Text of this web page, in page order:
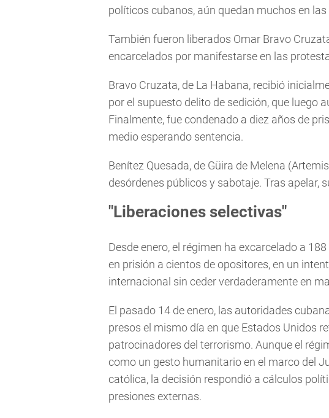
políticos cubanos, aún quedan muchos en
También fueron liberados Omar Bravo
encarcelados por manifestarse en las
Bravo Cruzata, de La Habana, recibió
por el supuesto delito de sedición, que luego
Finalmente, fue condenado a diez años de
medio esperando sentencia.
Benítez Quesada, de Güira de Melena
desórdenes públicos y sabotaje. Tras apelar,
"Liberaciones selectivas"
Desde enero, el régimen ha excarcelado a
en prisión a cientos de opositores, en un
internacional sin ceder verdaderamente en
El pasado 14 de enero, las autoridades
presos el mismo día en que Estados Unidos
patrocinadores del terrorismo. Aunque el
como un gesto humanitario en el marco del
católica, la decisión respondió a cálculos
presiones externas.